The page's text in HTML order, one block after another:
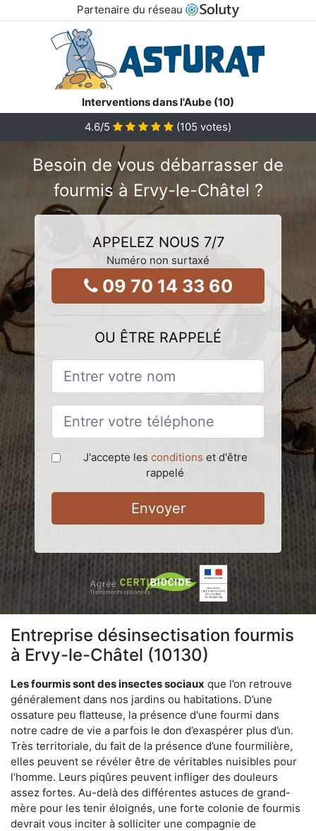
Partenaire du réseau
Interventions dans l'Aube (10)
4.6/5 (105 votes)
Besoin de vous débarrasser de
fourmis à Ervy-le-Châtel ?
APPELEZ NOUS 7/7
Numéro non surtaxé
09 70 14 33 60
OU ÊTRE RAPPELÉ
J'accepte les conditions et d'être
rappelé
Envoyer
Entreprise désinsectisation fourmis
à Ervy-le-Châtel (10130)
Les fourmis sont des insectes sociaux que l’on retrouve
généralement dans nos jardins ou habitations. D’une
ossature peu flatteuse, la présence d'une fourmi dans
notre cadre de vie a parfois le don d’exaspérer plus d’un.
Très territoriale, du fait de la présence d’une fourmilière,
elles peuvent se révéler être de véritables nuisibles pour
l’homme. Leurs piqûres peuvent infliger des douleurs
assez fortes. Au-delà des différentes astuces de grand-
mère pour les tenir éloignés, une forte colonie de fourmis
devrait vous inciter à solliciter une compagnie de